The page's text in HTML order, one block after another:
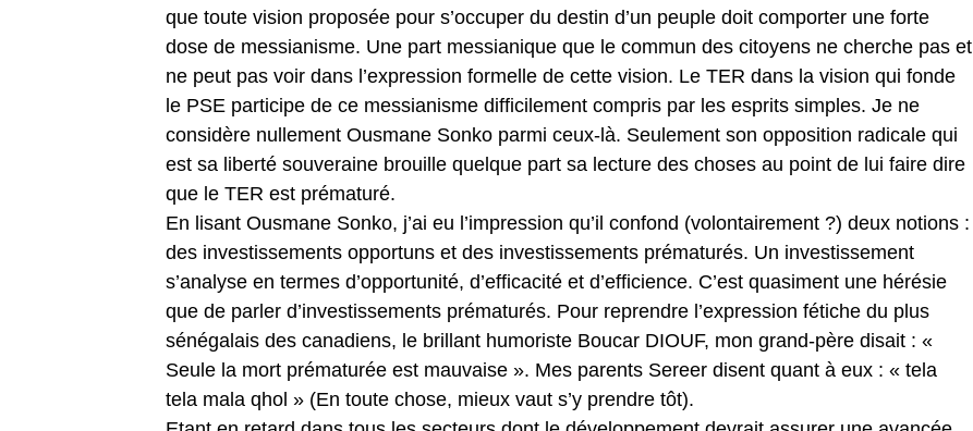
que toute vision proposée pour s’occuper du destin d’un peuple doit comporter une forte
dose de messianisme. Une part messianique que le commun des citoyens ne cherche pas et
ne peut pas voir dans l’expression formelle de cette vision. Le TER dans la vision qui fonde
le PSE participe de ce messianisme difficilement compris par les esprits simples. Je ne
considère nullement Ousmane Sonko parmi ceux-là. Seulement son opposition radicale qui
est sa liberté souveraine brouille quelque part sa lecture des choses au point de lui faire dire
que le TER est prématuré.
En lisant Ousmane Sonko, j’ai eu l’impression qu’il confond (volontairement ?) deux notions :
des investissements opportuns et des investissements prématurés. Un investissement
s’analyse en termes d’opportunité, d’efficacité et d’efficience. C’est quasiment une hérésie
que de parler d’investissements prématurés. Pour reprendre l’expression fétiche du plus
sénégalais des canadiens, le brillant humoriste Boucar DIOUF, mon grand-père disait : «
Seule la mort prématurée est mauvaise ». Mes parents Sereer disent quant à eux : « tela
tela mala qhol » (En toute chose, mieux vaut s’y prendre tôt).